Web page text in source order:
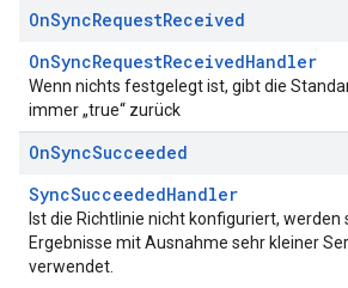
OnSyncRequestReceived
OnSyncRequestReceivedHandler
Wenn nichts festgelegt ist, gibt die
immer „true“ zurück
OnSyncSucceeded
SyncSucceededHandler
Ist die Richtlinie nicht konfiguriert,
Ergebnisse mit Ausnahme sehr kleiner
verwendet.